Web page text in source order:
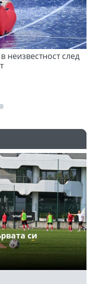
неизвестност след
си